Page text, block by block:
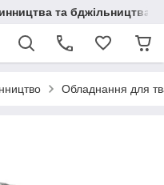
та бджільництва
Обладнання для